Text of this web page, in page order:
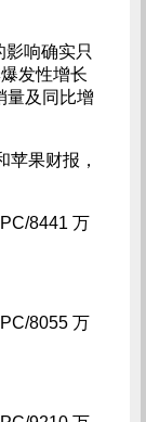
响确实只
发性增长
量及同比增
苹果财报，
8441 万
8055 万